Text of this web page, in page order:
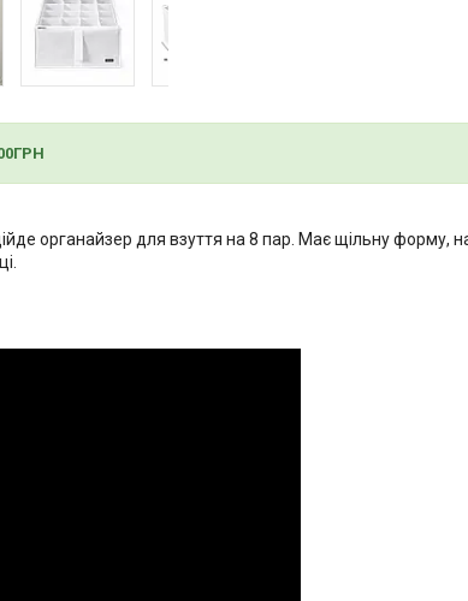
органайзер для взуття на 8 пар. Має щільну форму,